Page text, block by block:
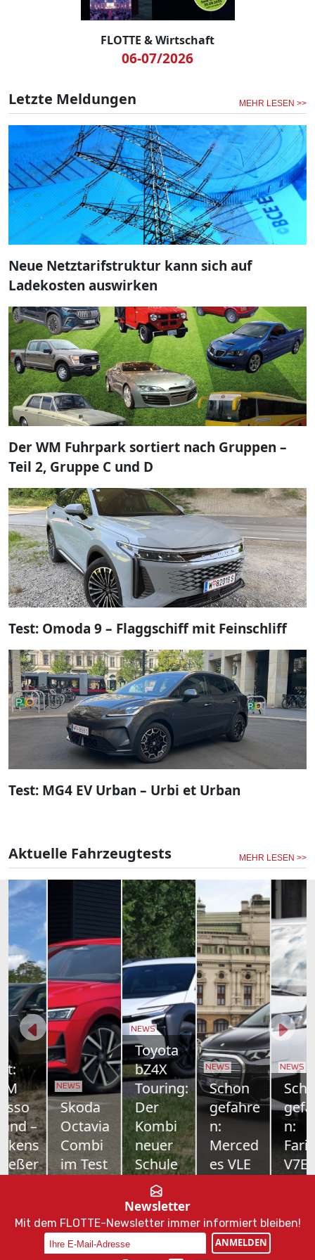
FLOTTE & Wirtschaft
06-07/2026
Letzte Meldungen MEHR LESEN >>
Neue Netztarifstruktur kann sich auf
Ladekosten auswirken
Der WM Fuhrpark sortiert nach Gruppen –
Teil 2, Gruppe C und D
Test: Omoda 9 – Flaggschiff mit Feinschliff
Test: MG4 EV Urban – Urbi et Urban
Aktuelle Fahrzeugtests MEHR LESEN >>
NEWS
Skoda
Octavia
Combi
im Test
ja auch
nicht sein.
NEWS
Toyota
bZ4X
Touring:
Der
Kombi
neuer
Schule
Offensive
nimmt
Fahrt auf –
NEWS
Schon
gefahre
n:
Merced
es VLE
Reichweite,
Platz für
bis zu acht
NEWS
Schon
gefahre
n:
Farizon
V7E
Geely-
Tochter
Newsletter
Mit dem FLOTTE-Newsletter immer informiert bleiben!
ANMELDEN